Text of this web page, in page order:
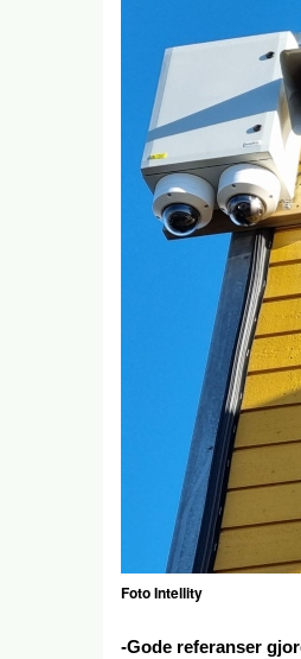
Foto Intellity
-Gode referanser